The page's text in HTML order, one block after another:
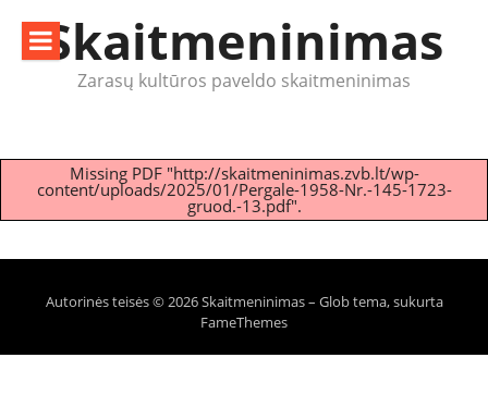
turinioSkaitmeninimas
Zarasų kultūros paveldo skaitmeninimas
Missing PDF "http://skaitmeninimas.zvb.lt/wp-
content/uploads/2025/01/Pergale-1958-Nr.-145-1723-
gruod.-13.pdf".
Autorinės teisės © 2026 Skaitmeninimas– Glob tema, sukurta
FameThemes